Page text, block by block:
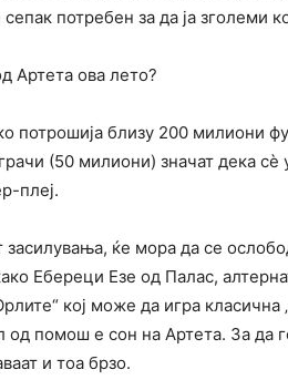
потребен за да ја зголеми
Артета ова лето?
потрошија близу 200 милиони
(50 милиони) значат дека
плеј.
засилувања, ќе мора да се
Ебереци Езе од Палас,
кој може да игра класична
од помош е сон на Артета. За да
и тоа брзо.